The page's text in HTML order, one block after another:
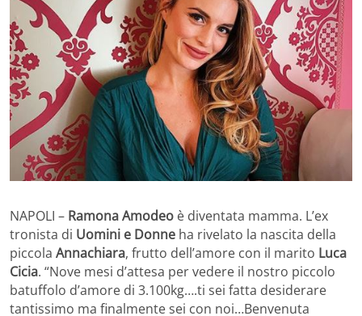
NAPOLI – Ramona Amodeo è diventata mamma. L’ex
tronista di Uomini e Donne ha rivelato la nascita della
piccola Annachiara, frutto dell’amore con il marito Luca
Cicia. “Nove mesi d’attesa per vedere il nostro piccolo
batuffolo d’amore di 3.100kg….ti sei fatta desiderare
tantissimo ma finalmente sei con noi…Benvenuta